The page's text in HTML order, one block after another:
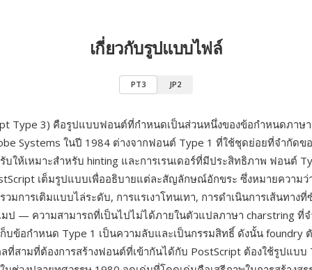
เกี่ยวกับรูปแบบไฟล์
PT3 JP2
Type 3) คือรูปแบบฟอนต์ที่กำหนดเป็นส่วนหนึ่งของข้อกำหนดภาษ
Systems ในปี 1984 ต่างจากฟอนต์ Type 1 ที่ใช้ชุดย่อยที่จำกัดขอ
บให้เหมาะสำหรับ hinting และการเรนเดอร์ที่มีประสิทธิภาพ ฟอนต์
เต็มรูปแบบเพื่ออธิบายแต่ละสัญลักษณ์อักขระ ซึ่งหมายความ
วมการเติมแบบไล่ระดับ, การแรเงาโทนเทา, การดำเนินการเส้นทาง
— ความสามารถที่เป็นไปไม่ได้ภายในตัวแปลภาษา charstring ที่
ก็บข้อกำหนด Type 1 เป็นความลับและเป็นกรรมสิทธิ์ ดังนั้น foundry
สามที่ต้องการสร้างฟอนต์ที่เข้ากันได้กับ PostScript ต้องใช้รูปแบบ